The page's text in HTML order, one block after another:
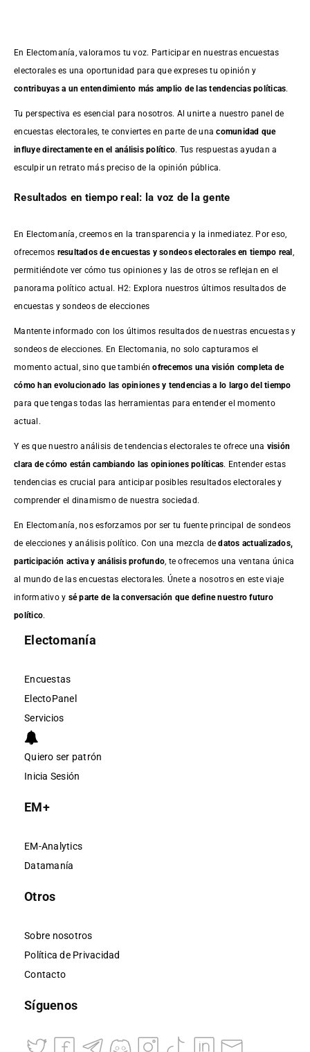
En Electomanía, valoramos tu voz. Participar en nuestras encuestas
electorales es una oportunidad para que expreses tu opinión y
contribuyas a un entendimiento más amplio de las tendencias políticas.
Tu perspectiva es esencial para nosotros. Al unirte a nuestro panel de
encuestas electorales, te conviertes en parte de unacomunidad que
influye directamente en el análisis político. Tus respuestas ayudan a
esculpir un retrato más preciso de la opinión pública.
Resultados en tiempo real: la voz de la gente
En Electomanía, creemos en la transparencia y la inmediatez. Por eso,
ofrecemos resultados deencuestas y sondeos electorales en tiempo real
permitiéndote ver cómo tus opiniones y las de otros se reflejan en el
panorama político actual. H2: Explora nuestros últimos resultados de
encuestas y sondeos de elecciones
Mantente informado con los últimos resultados de nuestras encuestasy
sondeos de elecciones. En Electomania, no solo capturamos el
momento actual, sino que tambiénofrecemos una visión completa de
cómo han evolucionado las opiniones y tendencias a lo largo del tiempo
para que tengas todas las herramientas para entender el momento
actual.
Y es que nuestro análisis de tendencias electorales te ofrece una visión
clara de cómo están cambiando las opiniones políticas. Entender estas
tendencias es crucial para anticipar posibles resultados electorales y
comprender el dinamismo de nuestra sociedad.
En Electomanía, nos esforzamos por ser tu fuente principal de sondeos
de elecciones y análisis político. Con una mezcla dedatos actualizados,
participación activa y análisis profundo , te ofrecemos una ventana única
al mundo de las encuestas electorales. Únete a nosotros en este viaje
informativo y sé parte de la conversación que define nuestro futuro
político.
Electomanía
Encuestas
ElectoPanel
Servicios
Quiero ser patrón
Inicia Sesión
EM+
EM-Analytics
Datamanía
Otros
Sobre nosotros
Política de Privacidad
Contacto
Síguenos